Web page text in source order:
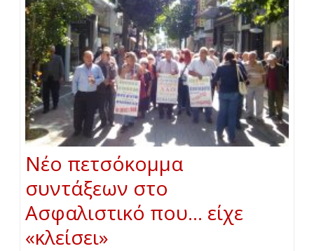
Νέο πετσόκομμα
συντάξεων στο
Ασφαλιστικό που… είχε
«κλείσει»